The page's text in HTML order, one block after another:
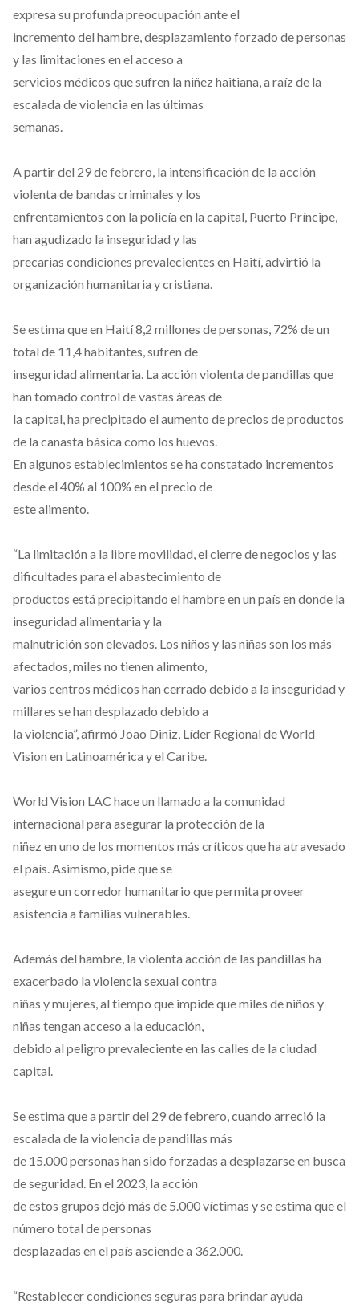
expresa su profunda preocupación ante el
incremento del hambre, desplazamiento forzado de personas
y las limitaciones en el acceso a
servicios médicos que sufren la niñez haitiana, a raíz de la
escalada de violencia en las últimas
semanas.
A partir del 29 de febrero, la intensificación de la acción
violenta de bandas criminales y los
enfrentamientos con la policía en la capital, Puerto Príncipe,
han agudizado la inseguridad y las
precarias condiciones prevalecientes en Haití, advirtió la
organización humanitaria y cristiana.
Se estima que en Haití 8,2 millones de personas, 72% de un
total de 11,4 habitantes, sufren de
inseguridad alimentaria. La acción violenta de pandillas que
han tomado control de vastas áreas de
la capital, ha precipitado el aumento de precios de productos
de la canasta básica como los huevos.
En algunos establecimientos se ha constatado incrementos
desde el 40% al 100% en el precio de
este alimento.
“La limitación a la libre movilidad, el cierre de negocios y las
dificultades para el abastecimiento de
productos está precipitando el hambre en un país en donde la
inseguridad alimentaria y la
malnutrición son elevados. Los niños y las niñas son los más
afectados, miles no tienen alimento,
varios centros médicos han cerrado debido a la inseguridad y
millares se han desplazado debido a
la violencia”, afirmó Joao Diniz, Líder Regional de World
Vision en Latinoamérica y el Caribe.
World Vision LAC hace un llamado a la comunidad
internacional para asegurar la protección de la
niñez en uno de los momentos más críticos que ha atravesado
el país. Asimismo, pide que se
asegure un corredor humanitario que permita proveer
asistencia a familias vulnerables.
Además del hambre, la violenta acción de las pandillas ha
exacerbado la violencia sexual contra
niñas y mujeres, al tiempo que impide que miles de niños y
niñas tengan acceso a la educación,
debido al peligro prevaleciente en las calles de la ciudad
capital.
Se estima que a partir del 29 de febrero, cuando arreció la
escalada de la violencia de pandillas más
de 15.000 personas han sido forzadas a desplazarse en busca
de seguridad. En el 2023, la acción
de estos grupos dejó más de 5.000 víctimas y se estima que el
número total de personas
desplazadas en el país asciende a 362.000.
“Restablecer condiciones seguras para brindar ayuda